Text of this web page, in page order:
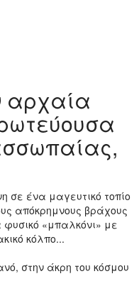
αρχαία
σε ένα μαγευτικό τοπίο
απόκρημνους βράχους
«μπαλκόνι» με
κόλπο...